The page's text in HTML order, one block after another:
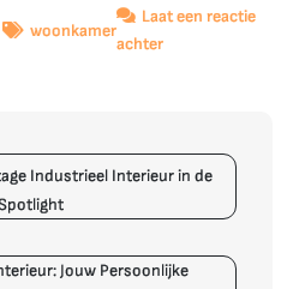
woonkamer
Laat een reactie
achterop
Opnieuw
Inrichten
Woonkamer
Industrieel Interieur in de
Jouw Persoonlijke